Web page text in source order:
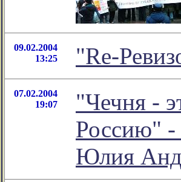
09.02.2004
13:25
"Re-
07.02.2004
19:07
"Чечня -
Россию" -
Юлия